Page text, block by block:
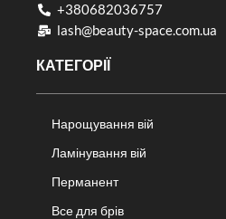
+380682036757​
lash@beauty-space.com.ua
КАТЕГОРІЇ
Нарощування вій
Ламінування вій
Перманент
Все для брів